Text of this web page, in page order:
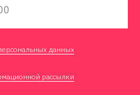
данных
рассылки